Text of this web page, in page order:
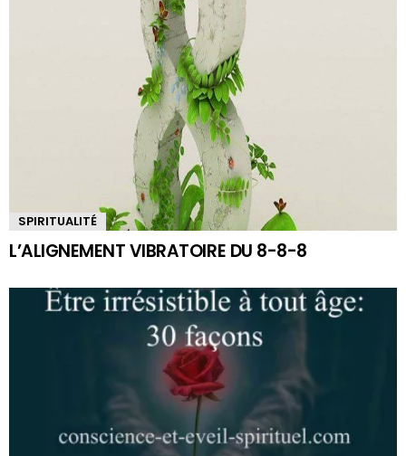
SPIRITUALITÉ
L’ALIGNEMENT VIBRATOIRE DU 8-8-8